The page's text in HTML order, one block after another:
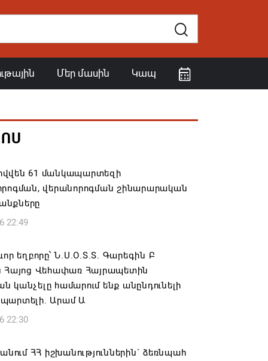
Մեր մասին Կապ
61 մանկապարտեզի
վերանորոգման շինարարական
22:49
եղբորը՝ Ն.Ս.Օ.Տ.Տ. Գարեգին Բ
Հայոց Վեհափառ Հայրապետին
կանչելը համարում ենք անընդունելի
Արամ Ա
22:30
ՀՀ իշխանություններին` ձեռնպահ